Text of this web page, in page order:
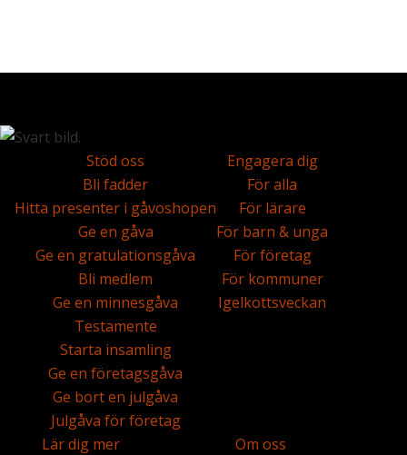
Stöd oss
Bli fadder
Hitta presenter i gåvoshopen
Ge en gåva
Ge en gratulationsgåva
Bli medlem
Ge en minnesgåva
Testamente
Starta insamling
Ge en företagsgåva
Ge bort en julgåva
Julgåva för företag
Engagera dig
För alla
För lärare
För barn & unga
För företag
För kommuner
Igelkottsveckan
Lär dig mer
Om oss